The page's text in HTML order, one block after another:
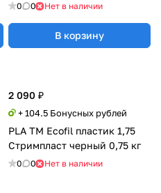
0 0 Нет в наличии
В корзину
2 090 ₽
+ 104.5 Бонусных рублей
PLA TM Ecofil пластик 1,75
Стримпласт черный 0,75 кг
0 0 Нет в наличии